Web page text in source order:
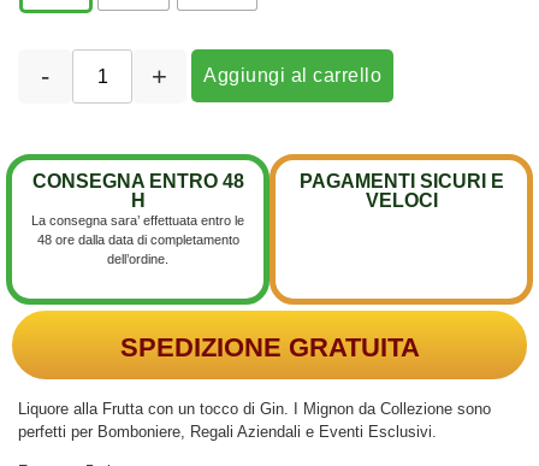
- + Aggiungi al carrello
PAGAMENTI SICURI E
VELOCI
CONSEGNA ENTRO 48
H
La consegna sara’ effettuata entro le
48 ore dalla data di completamento
dell’ordine.
SPEDIZIONE GRATUITA
Liquore alla Frutta con un tocco di Gin. I Mignon da Collezione sono
perfetti per Bomboniere, Regali Aziendali e Eventi Esclusivi.